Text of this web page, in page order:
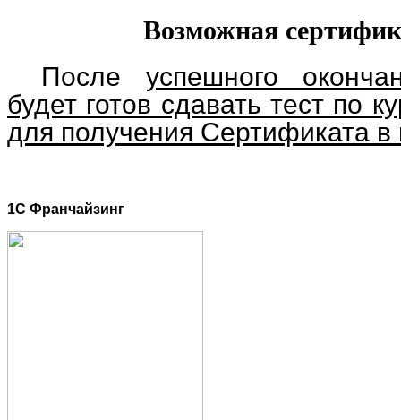
Возможная
После успешного
будет готов сдавать тест по
для получения Сертификата в
1C Франчайзинг